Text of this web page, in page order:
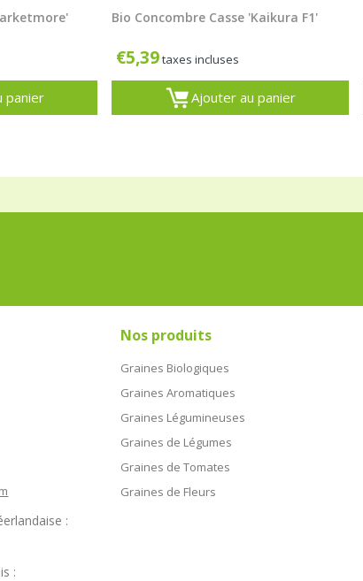
panier
Bio Concombre Casse 'Kaikura F1'
€5,39taxes incluses
Ajouter au panier
:
:
Nos produits
Graines Biologiques
Graines Aromatiques
Graines Légumineuses
Graines de Légumes
Graines de Tomates
Graines de Fleurs